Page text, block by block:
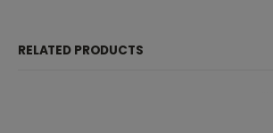
RELATED PRODUCTS